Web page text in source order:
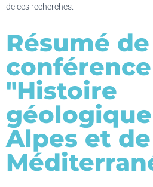
de ces recherches.
Résumé
conférence
"Histoire
Alpes et